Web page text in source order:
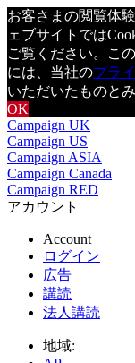
お客さまの閲覧体
ェブサイトでは
ご覧ください。こ
には、当社のプラ
いただいたものと
OK
Campaign UK
Campaign US
Campaign ASIA
Campaign Canada
Campaign RED
アカウント
Account
ログイン
広告
講読
法人講読
地域: